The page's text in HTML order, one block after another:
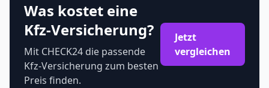
Was kostet eine
Kfz-Versicherung?
Mit CHECK24 die passende
Kfz-Versicherung zum besten
Preis finden.
Jetzt
vergleichen